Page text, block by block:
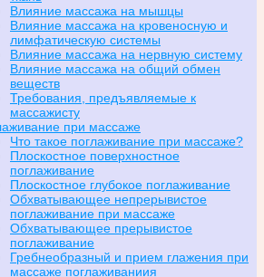
Влияние массажа на мышцы
Влияние массажа на кровеносную и
лимфатическую системы
Влияние массажа на нервную систему
Влияние массажа на общий обмен
веществ
Требования, предъявляемые к
массажисту
при массаже
Что такое поглаживание при массаже?
Плоскостное поверхностное
поглаживание
Плоскостное глубокое поглаживание
Обхватывающее непрерывистое
поглаживание при массаже
Обхватывающее прерывистое
поглаживание
Гребнеобразный и прием глажения при
массаже поглаживаниия